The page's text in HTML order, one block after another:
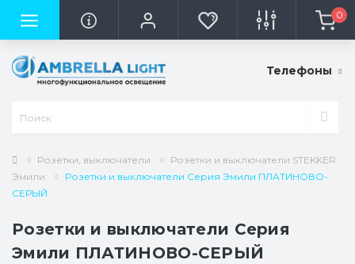
0
Телефоны
Розетки, выключатели
Розетки и выключатели STEKKER
Эмили
Розетки и выключатели Серия Эмили ПЛАТИНОВО-
СЕРЫЙ
Розетки и выключатели Серия
Эмили ПЛАТИНОВО-СЕРЫЙ